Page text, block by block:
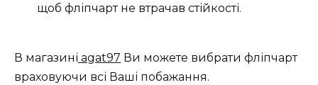
щоб фліпчарт не втрачав стійкості.
В магазині agat97 Ви можете вибрати фліпчарт
враховуючи всі Ваші побажання.